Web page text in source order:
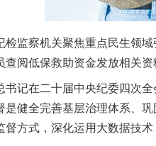
察机关聚焦重点民生领域
查阅低保救助资金发放相关
在二十届中央纪委四次全
是健全完善基层治理体系、
督方式，深化运用大数据技术